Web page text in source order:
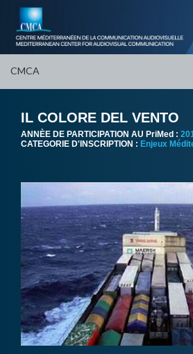
CMCA
IL COLORE DEL VENTO
ANNÈE DE PARTICIPATION AU PriMed :
CATEGORIE D'INSCRIPTION : Enjeux